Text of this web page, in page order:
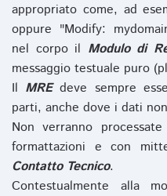
appropriato come, ad
oppure "Modify:
nel corpo il Modulo di
messaggio testuale puro
Il MREdeve sempre
parti, anche dove i dati
Non verranno
formattazioni e con
Contatto Tecnico.
Contestualmente alla